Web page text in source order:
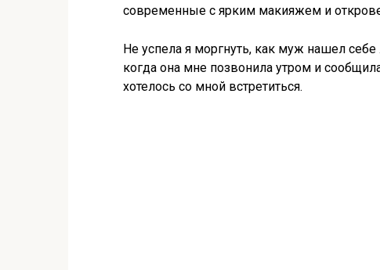
современные с ярким макияжем и
Не успела я моргнуть, как муж нашел
когда она мне позвонила утром и
хотелось со мной встретиться.